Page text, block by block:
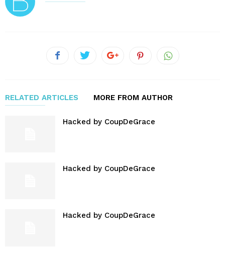
RELATED ARTICLES MORE FROM AUTHOR
Hacked by CoupDeGrace
Hacked by CoupDeGrace
Hacked by CoupDeGrace